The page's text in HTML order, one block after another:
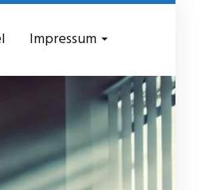
Impressum